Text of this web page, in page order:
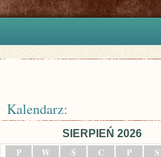
Kalendarz:
SIERPIEŃ 2026
P
W Ś C P S